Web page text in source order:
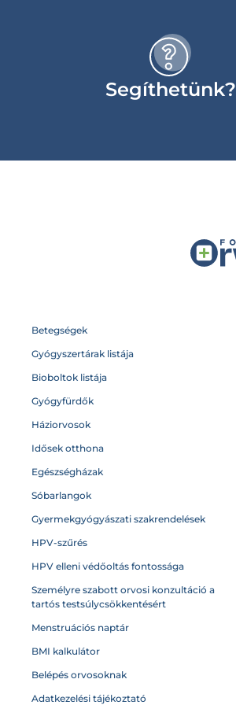
Segíthetünk?
Betegségek
Gyógyszertárak listája
Bioboltok listája
Gyógyfürdők
Háziorvosok
Idősek otthona
Egészségházak
Sóbarlangok
Gyermekgyógyászati szakrendelések
HPV-szűrés
HPV elleni védőoltás fontossága
Személyre szabott orvosi konzultáció a
tartós testsúlycsökkentésért
Menstruációs naptár
BMI kalkulátor
Belépés orvosoknak
Adatkezelési tájékoztató